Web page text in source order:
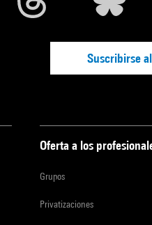
Suscribirse
Oferta a los
Grupos
Privatizaciones